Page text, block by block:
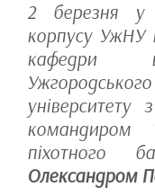
2 березня у
корпусу УжНУ
кафедри
командиром
піхотного
Олександром